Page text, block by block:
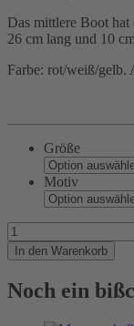
Das mittlere Boot hat
26 cm lang und 10
Farbe: rot/weiß/gelb.
Größe
Motiv
Forward
draft
4
Menge
In den Warenkorb
Noch ein